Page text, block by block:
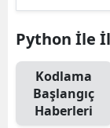
Python İle
Kodlama
Başlangıç
Haberleri